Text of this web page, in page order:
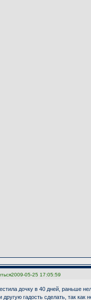
2009-05-25 17:05:59
дочку в 40 дней, раньше
другую гадость сделать, так